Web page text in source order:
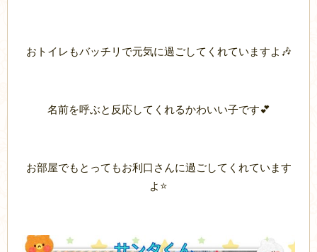
おトイレもバッチリで元気に過ごしてくれていますよ🎶
名前を呼ぶと反応してくれるかわいい子です💕
お部屋でもとってもお利口さんに過ごしてくれています
よ⭐